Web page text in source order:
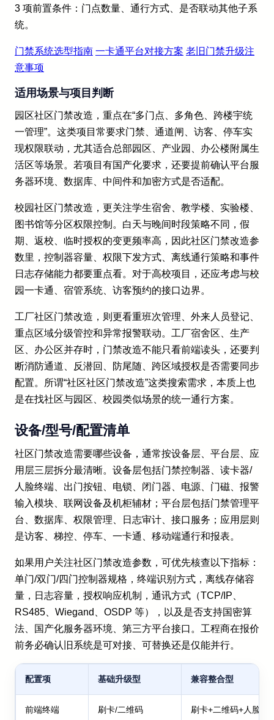
3 项前置条件：门点数量、通行方式、是否联动其他子系
统。
门禁系统选型指南 一卡通平台对接方案 老旧门禁升级注
意事项
适用场景与项目判断
园区社区门禁改造，重点在“多门点、多角色、跨楼宇统
一管理”。这类项目常要求门禁、通道闸、访客、停车实
现权限联动，尤其适合总部园区、产业园、办公楼附属生
活区等场景。若项目有国产化要求，还要提前确认平台服
务器环境、数据库、中间件和加密方式是否适配。
校园社区门禁改造，更关注学生宿舍、教学楼、实验楼、
图书馆等分区权限控制。白天与晚间时段策略不同，假
期、返校、临时授权的变更频率高，因此社区门禁改造参
数里，控制器容量、权限下发方式、离线通行策略和事件
日志存储能力都要重点看。对于高校项目，还应考虑与校
园一卡通、宿管系统、访客预约的接口边界。
工厂社区门禁改造，则更看重班次管理、外来人员登记、
重点区域分级管控和异常报警联动。工厂宿舍区、生产
区、办公区并存时，门禁改造不能只看前端读头，还要判
断消防通道、反潜回、防尾随、跨区域授权是否需要同步
配置。所谓“社区社区门禁改造”这类搜索需求，本质上也
是在找社区与园区、校园类似场景的统一通行方案。
设备/型号/配置清单
社区门禁改造需要哪些设备，通常按设备层、平台层、应
用层三层拆分最清晰。设备层包括门禁控制器、读卡器/
人脸终端、出门按钮、电锁、闭门器、电源、门磁、报警
输入模块、联网设备及机柜辅材；平台层包括门禁管理平
台、数据库、权限管理、日志审计、接口服务；应用层则
是访客、梯控、停车、一卡通、移动端通行和报表。
如果用户关注社区门禁改造参数，可优先核查以下指标：
单门/双门/四门控制器规格，终端识别方式，离线存储容
量，日志容量，授权响应机制，通讯方式（TCP/IP、
RS485、Wiegand、OSDP 等），以及是否支持国密算
法、国产化服务器环境、第三方平台接口。工程商在报价
前务必确认旧系统是可对接、可替换还是仅能并行。
配置项 基础升级型 兼容整合型
前端终端 刷卡/二维码 刷卡+二维码+人脸